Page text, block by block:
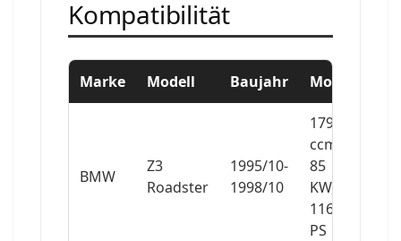
Kompatibilität
Marke Modell Baujahr Motor
BMW
Z3
Roadster
1995/10-
1998/10
1796
ccm,
85
KW,
116
PS